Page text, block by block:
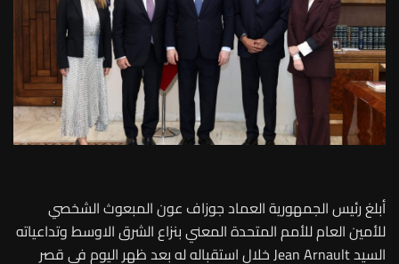
أبلغ رئيس الجمهورية العماد جوزاف عون المبعوث الشخصي
للأمين العام للأمم المتحدة المعني بنزاع الشرق الاوسط وتداعياته
السيد Jean Arnault خلال استقباله له بعد ظهر اليوم في قصر